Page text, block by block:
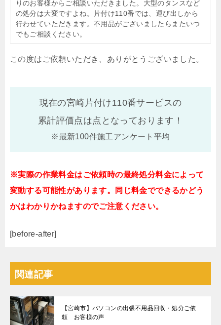
りのお客様からご相談いただきました。大型のタンスなど
の処分は大変ですよね。片付け110番では、運び出しから
行わせていただきます。不用品がございましたらまたいつ
でもご相談ください。
この度はご依頼いただき、ありがとうございました。
現在の宮崎片付け110番サービスの
累計評価点は点となっております！
※最新100件施工アンケート平均
※実際の作業料金はご依頼時の最終処分料金によって
変動する可能性があります。同じ料金でできるかどう
かはわかりかねますのでご注意ください。
[before-after]
関連記事
【宮崎市】パソコンの出張不用品回収・処分ご依
頼 お客様の声